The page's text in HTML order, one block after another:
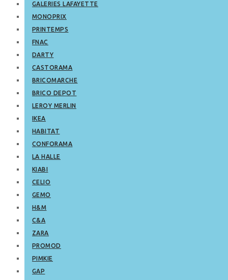
GALERIES LAFAYETTE
MONOPRIX
PRINTEMPS
FNAC
DARTY
CASTORAMA
BRICOMARCHE
BRICO DEPOT
LEROY MERLIN
IKEA
HABITAT
CONFORAMA
LA HALLE
KIABI
CELIO
GEMO
H&M
C&A
ZARA
PROMOD
PIMKIE
GAP